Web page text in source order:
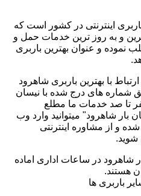
اینترنتی در کشور است که
و به روز ترین خدمات حمل و
نموده و عنوان بهترین باربری
با بهترین باربری شاهرود
شماره های درج شده با نیسان
تا صد خدمات ما مطلع
بار شاهرود" میتوانید وارد وب
و از مشاوره اینترنتی
شوید.
شاهرود در ساعات اداری اماده
هستند.
باربری ها